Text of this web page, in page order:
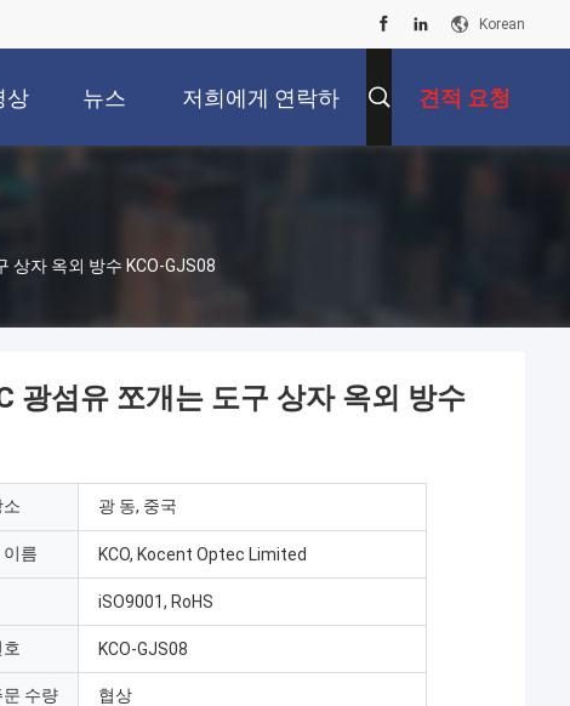
Korean
상 뉴스 저희에게 연락하 견적 요청
상자 옥외 방수 KCO-GJS08
광섬유 쪼개는 도구 상자 옥외 방수
소 광 동, 중국
이름 KCO, Kocent Optec Limited
iSO9001, RoHS
호 KCO-GJS08
문 수량 협상